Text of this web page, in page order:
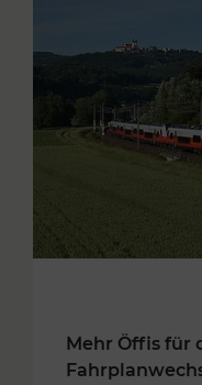
Mehr Öffis für